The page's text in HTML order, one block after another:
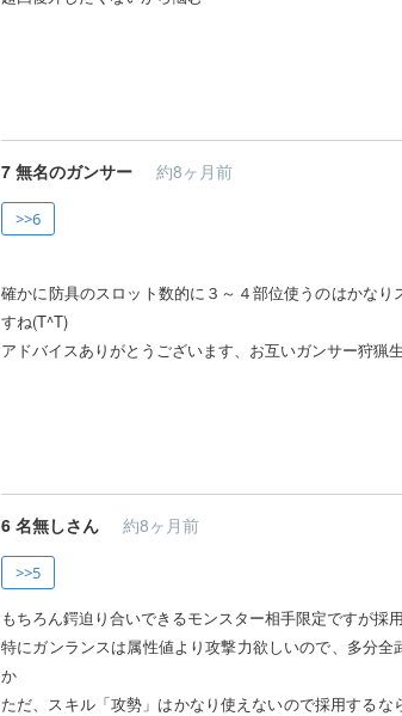
7 無名のガンサー 約8ヶ月前
>>6
確かに防具のスロット数的に３～４部位使うのはかな
すね(T^T)
アドバイスありがとうございます、お互いガンサー狩猟
6 名無しさん 約8ヶ月前
>>5
もちろん鍔迫り合いできるモンスター相手限定ですが採
特にガンランスは属性値より攻撃力欲しいので、多分
か
ただ、スキル「攻勢」はかなり使えないので採用する